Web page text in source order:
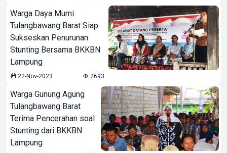
Warga Daya Murni
Tulangbawang Barat Siap
Sukseskan Penurunan
Stunting Bersama BKKBN
Lampung
22-Nov-2023 2693
Warga Gunung Agung
Tulangbawang Barat
Terima Pencerahan soal
Stunting dari BKKBN
Lampung